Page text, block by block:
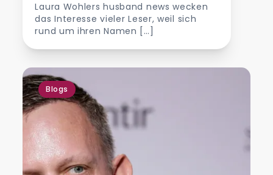
Laura Wohlers husband news wecken
das Interesse vieler Leser, weil sich
rund um ihren Namen […]
Blogs